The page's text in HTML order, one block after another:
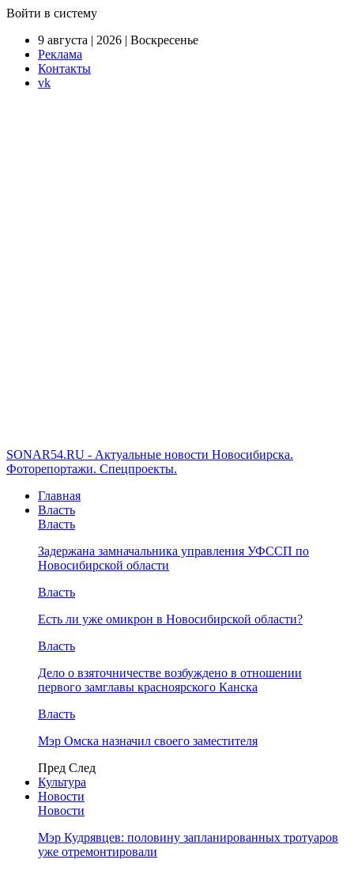
Войти в систему
9 августа | 2026 | Воскресенье
Реклама
Контакты
vk
SONAR54.RU - Актуальные новости Новосибирска.
Фоторепортажи. Спецпроекты.
Главная
Власть
Власть
Задержана замначальника управления УФССП по
Новосибирской области
Власть
Есть ли уже омикрон в Новосибирской области?
Власть
Дело о взяточничестве возбуждено в отношении
первого замглавы красноярского Канска
Власть
Мэр Омска назначил своего заместителя
Пред След
Культура
Новости
Новости
Мэр Кудрявцев: половину запланированных тротуаров
уже отремонтировали